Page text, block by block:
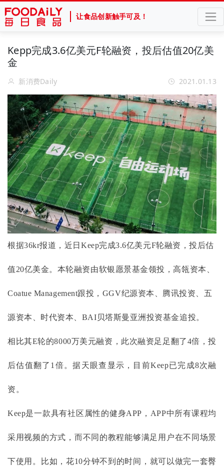
让食品创新触手可及！
Kepp完成3.6亿美元F轮融资，投后估值20亿美
金
新消费Daily 2021.01.13
根据36kr报道，近日Keep完成3.6亿美元F轮融资，投后估
值20亿美金。本轮融资由软银愿景基金领投，高瓴资本、
Coatue Management跟投，GGV纪源资本、腾讯投资、五
源资本、时代资本、BAI贝塔斯曼亚洲投资基金追投。
相比其E轮的8000万美元融资，此次融资足足翻了4倍，投
后估值翻了1倍。据天眼查显示，目前Keep已完成8次融
资。
Keep是一款具有社区属性的健身APP，APP中所有课程均
采用视频的方式，而不同的教程能够满足用户在不同场景
下使用。比如，花10分钟不到的时间，就可以做完一套臀